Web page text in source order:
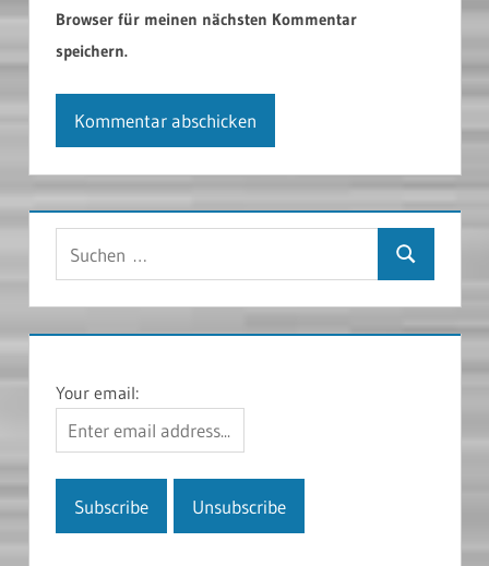
Browser für meinen nächsten Kommentar
speichern.
Suchen
Your email: